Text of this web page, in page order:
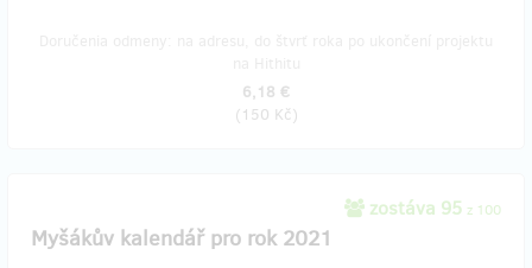
6,18 €
(150 Kč)
zostáva 95 z 100
Myšákův kalendář pro rok 2021